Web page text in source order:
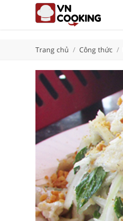
Trang chủ / Công thức /